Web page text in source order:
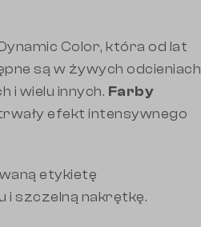
Color, która od lat
są w żywych odcieniach
i wielu innych. Farby
efekt intensywnego
etykietę
i szczelną nakrętkę.